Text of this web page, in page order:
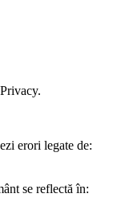
erori legate de:
se reflectă în: